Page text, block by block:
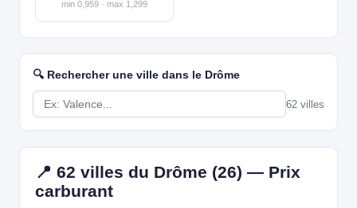
min 0,959 · max 1,299
🔍 Rechercher une ville dans le Drôme
62 villes
📍 62 villes du Drôme (26) — Prix
carburant